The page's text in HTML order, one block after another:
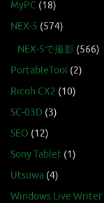
MyPC (18)
NEX-5 (574)
NEX-5で撮影 (566)
PortableTool (2)
Ricoh CX2 (10)
SC-03D (3)
SEO (12)
Sony Tablet (1)
Utsuwa (4)
Windows Live Writer